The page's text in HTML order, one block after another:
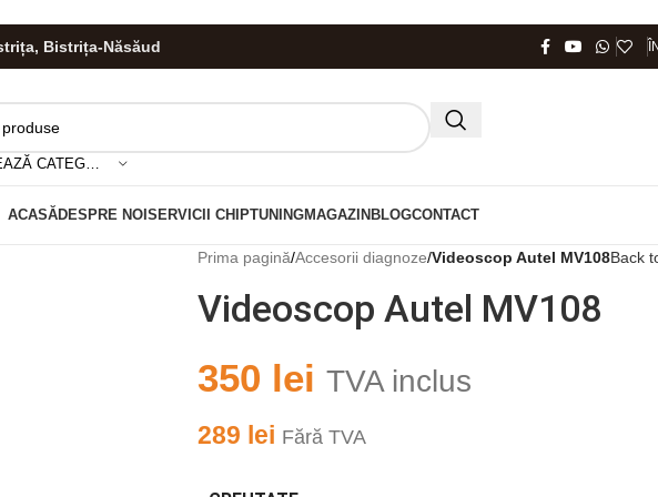
Bistrița-Năsăud
SELECTEAZĂ CATEGORIA
ACASĂDESPRE NOI SERVICII CHIPTUNINGMAGAZIN BLOGCONTACT
Prima pagină/Accesorii diagnoze/Videoscop Autel MV108Back
Videoscop Autel MV108
350 lei TVA inclus
289 lei Fără TVA